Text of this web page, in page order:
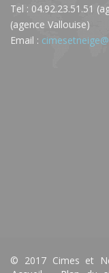
Tel : 04.92.23.51.51
(agence Vallouise)
Email :
© 2017 Cimes et